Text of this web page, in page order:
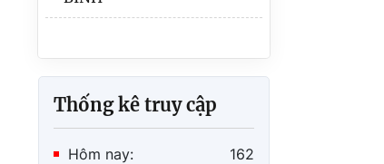
Lãnh đạo Cục Quản lý Thi
Trưởng, Phó Ban
Thống kê truy cập
Hôm nay: 162